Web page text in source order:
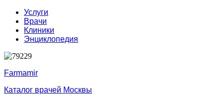
Услуги
Врачи
Клиники
Энциклопедия
Farmamir
Каталог врачей Москвы